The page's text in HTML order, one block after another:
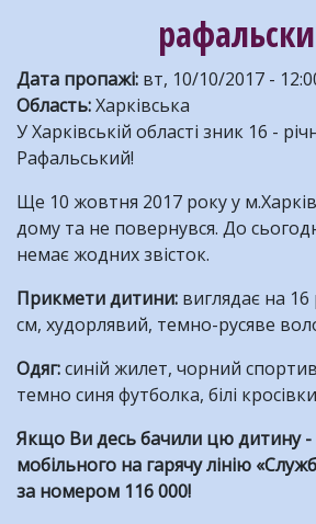
Дата пропажі: вт, 10/10/2017 -
Область:Харківська
У Харківській області зник 16 -
Рафальський!
Ще 10 жовтня 2017 року у
дому та не повернувся. До
немає жодних звісток.
Прикмети дитини: виглядає на 16
см, худорлявий, темно-русяве
Одяг:синій жилет, чорний
темно синя футболка, білі
Якщо Ви десь бачили цю дитину -
мобільного на гарячу лінію
за номером 116 000!